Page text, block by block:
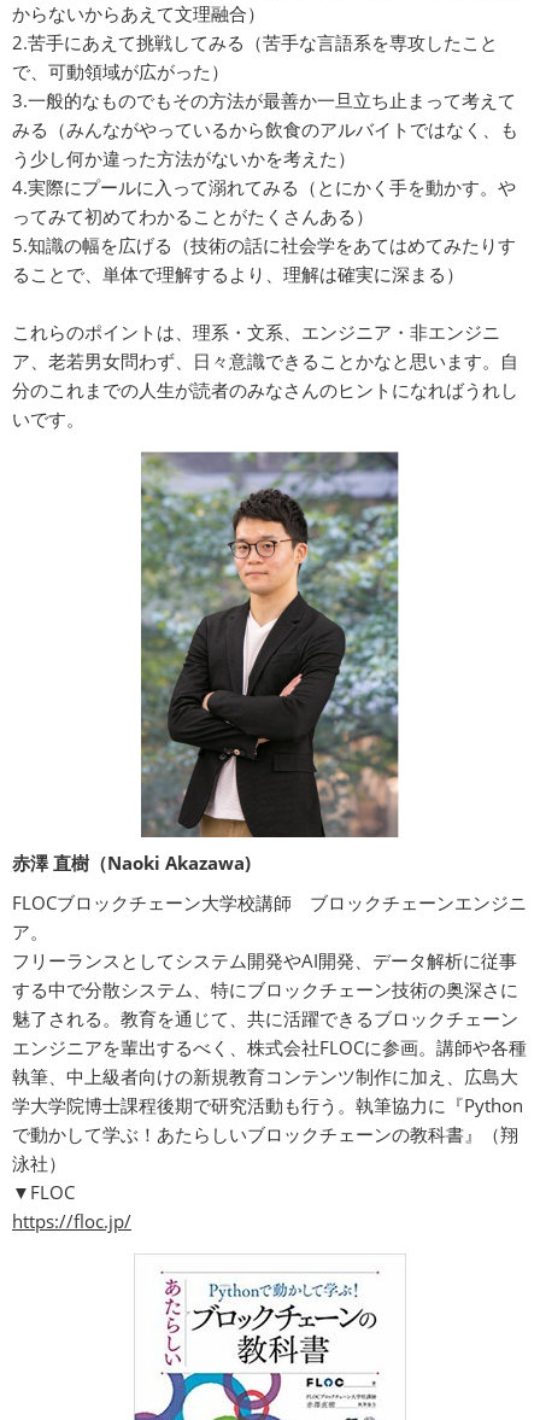
からないからあえて文理融合）
2.苦手にあえて挑戦してみる（苦手な言語系を専攻したこと
で、可動領域が広がった）
3.一般的なものでもその方法が最善か一旦立ち止まって考えて
みる（みんながやっているから飲食のアルバイトではなく、も
う少し何か違った方法がないかを考えた）
4.実際にプールに入って溺れてみる（とにかく手を動かす。や
ってみて初めてわかることがたくさんある）
5.知識の幅を広げる（技術の話に社会学をあてはめてみたりす
ることで、単体で理解するより、理解は確実に深まる）
これらのポイントは、理系・文系、エンジニア・非エンジニ
ア、老若男女問わず、日々意識できることかなと思います。自
分のこれまでの人生が読者のみなさんのヒントになればうれし
いです。
赤澤 直樹（Naoki Akazawa)
FLOCブロックチェーン大学校講師 ブロックチェーンエンジニ
ア。
フリーランスとしてシステム開発やAI開発、データ解析に従事
する中で分散システム、特にブロックチェーン技術の奥深さに
魅了される。教育を通じて、共に活躍できるブロックチェーン
エンジニアを輩出するべく、株式会社FLOCに参画。講師や各種
執筆、中上級者向けの新規教育コンテンツ制作に加え、広島大
学大学院博士課程後期で研究活動も行う。執筆協力に『Python
で動かして学ぶ！あたらしいブロックチェーンの教科書』（翔
泳社）
▼FLOC
https://floc.jp/